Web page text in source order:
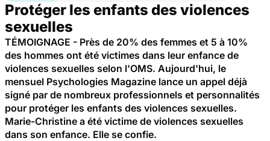
Protéger les enfants des violences
sexuelles
TÉMOIGNAGE - Près de 20% des femmes et 5 à 10%
des hommes ont été victimes dans leur enfance de
violences sexuelles selon l'OMS. Aujourd'hui, le
mensuel Psychologies Magazine lance un appel déjà
signé par de nombreux professionnels et personnalités
pour protéger les enfants des violences sexuelles.
Marie-Christine a été victime de violences sexuelles
dans son enfance. Elle se confie.